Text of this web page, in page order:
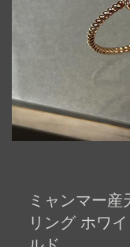
beginning
ミャンマー
リング ホワ